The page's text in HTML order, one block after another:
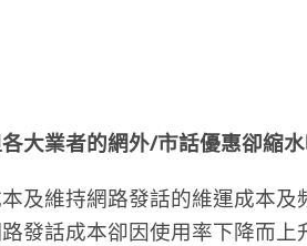
大業者的網外/市話優惠卻縮
及維持網路發話的維運成本及
發話成本卻因使用率下降而上